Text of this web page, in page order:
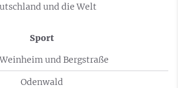
und die Welt
Sport
und Bergstraße
Odenwald